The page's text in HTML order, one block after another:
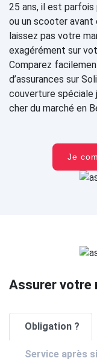
25 ans, il est parfois
ou un scooter avant
laissez pas votre
exagérément sur
Comparez
d’assurances sur
couverture spéciale
cher du marché en
Je
Assurer votre
Obligation ?
Service après